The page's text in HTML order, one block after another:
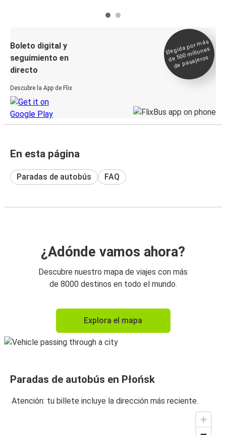
Boleto digital y
seguimiento en
directo
Descubre la App de Flix
Elegida por
más
de 500
millones
de pasajeros
En esta página
Paradas de autobús FAQ
¿Adónde vamos ahora?
Descubre nuestro mapa de viajes con más
de 8000 destinos en todo el mundo.
Explora el mapa
Paradas de autobús en Płońsk
Atención: tu billete incluye la dirección más reciente.